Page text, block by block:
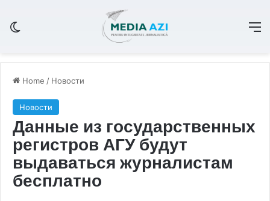
Home / Новости
Новости
Данные из государственных
регистров АГУ будут
выдаваться журналистам
бесплатно